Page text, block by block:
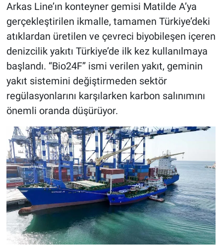
Arkas Line’ın konteyner gemisi Matilde A’ya
gerçekleştirilen ikmalle, tamamen Türkiye’deki
atıklardan üretilen ve çevreci biyobileşen içeren
denizcilik yakıtı Türkiye’de ilk kez kullanılmaya
başlandı. “Bio24F” ismi verilen yakıt, geminin
yakıt sistemini değiştirmeden sektör
regülasyonlarını karşılarken karbon salınımını
önemli oranda düşürüyor.